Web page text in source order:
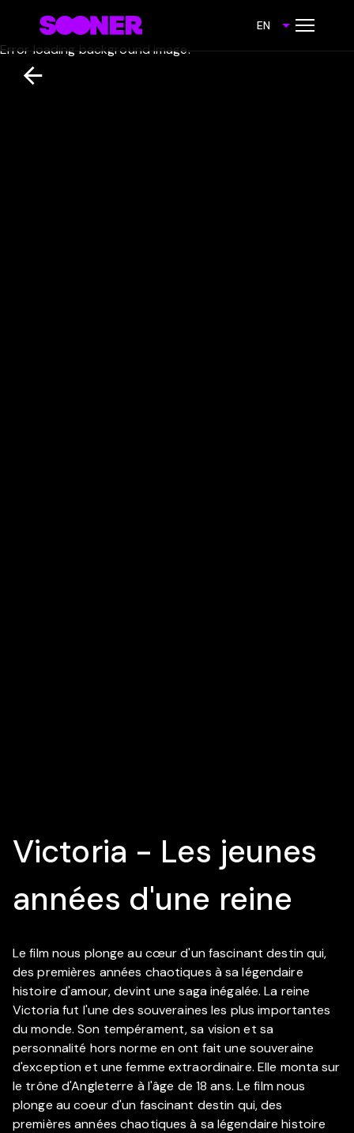
EN
Error loading background image.
Victoria - Les jeunes
années d'une reine
Le film nous plonge au cœur d'un fascinant destin qui,
des premières années chaotiques à sa légendaire
histoire d'amour, devint une saga inégalée. La reine
Victoria fut l'une des souveraines les plus importantes
du monde. Son tempérament, sa vision et sa
personnalité hors norme en ont fait une souveraine
d'exception et une femme extraordinaire. Elle monta sur
le trône d'Angleterre à l'âge de 18 ans. Le film nous
plonge au coeur d'un fascinant destin qui, des
premières années chaotiques à sa légendaire histoire